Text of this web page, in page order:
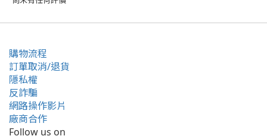
購物流程
訂單取消/退貨
隱私權
反詐騙
網路操作影片
廠商合作
Follow us on